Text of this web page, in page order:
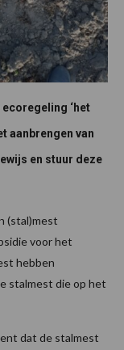
‘het
aanbrengen van
en stuur deze
(stal)mest
voor het
hebben
stalmest die op het
dat de stalmest